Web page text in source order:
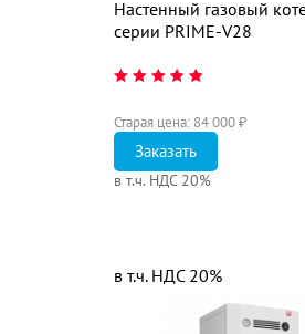
Настенный газовый
серии PRIME-V28
Старая цена: 84 000₽
в т.ч. НДС 20%
Заказать
в т.ч. НДС 20%